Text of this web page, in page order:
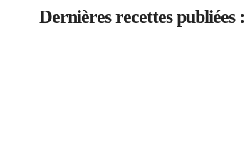
Dernières recettes publiées :